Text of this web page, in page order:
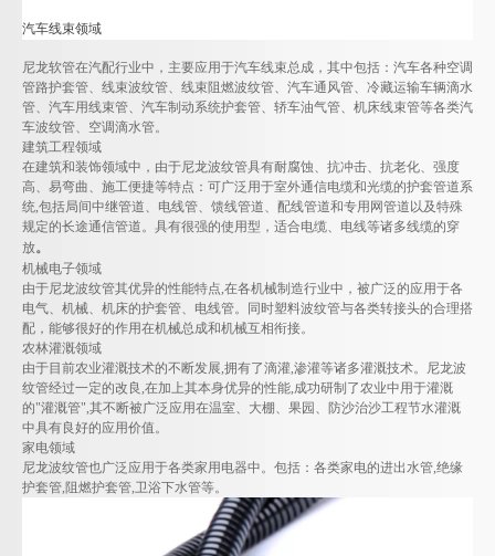
汽车线束领域
尼龙软管在汽配行业中，主要应用于汽车线束总成，其中包括：汽车各种空调
管路护套管、线束波纹管、线束阻燃波纹管、汽车通风管、冷藏运输车辆滴水
管、汽车用线束管、汽车制动系统护套管、轿车油气管、机床线束管等各类汽
车波纹管、空调滴水管。
建筑工程领域
在建筑和装饰领域中，由于尼龙波纹管具有耐腐蚀、抗冲击、抗老化、强度
高、易弯曲、施工便捷等特点：可广泛用于室外通信电缆和光缆的护套管道系
统,包括局间中继管道、电线管、馈线管道、配线管道和专用网管道以及特殊
规定的长途通信管道。具有很强的使用型，适合电缆、电线等诸多线缆的穿
放。
机械电子领域
由于尼龙波纹管其优异的性能特点,在各机械制造行业中，被广泛的应用于各
电气、机械、机床的护套管、电线管。同时塑料波纹管与各类转接头的合理搭
配，能够很好的作用在机械总成和机械互相衔接。
农林灌溉领域
由于目前农业灌溉技术的不断发展,拥有了滴灌,渗灌等诸多灌溉技术。尼龙波
纹管经过一定的改良,在加上其本身优异的性能,成功研制了农业中用于灌溉
的"灌溉管",其不断被广泛应用在温室、大棚、果园、防沙治沙工程节水灌溉
中具有良好的应用价值。
家电领域
尼龙波纹管也广泛应用于各类家用电器中。包括：各类家电的进出水管,绝缘
护套管,阻燃护套管,卫浴下水管等。